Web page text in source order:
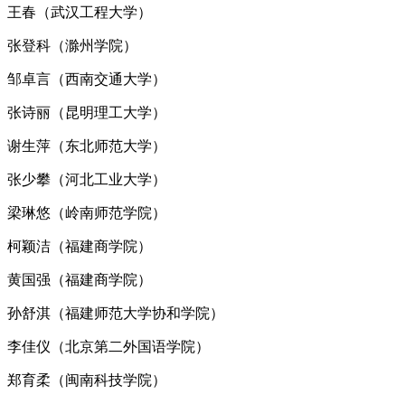
王春（武汉工程大学）
张登科（滁州学院）
邹卓言（西南交通大学）
张诗丽（昆明理工大学）
谢生萍（东北师范大学）
张少攀（河北工业大学）
梁琳悠（岭南师范学院）
柯颖洁（福建商学院）
黄国强（福建商学院）
孙舒淇（福建师范大学协和学院）
李佳仪（北京第二外国语学院）
郑育柔（闽南科技学院）